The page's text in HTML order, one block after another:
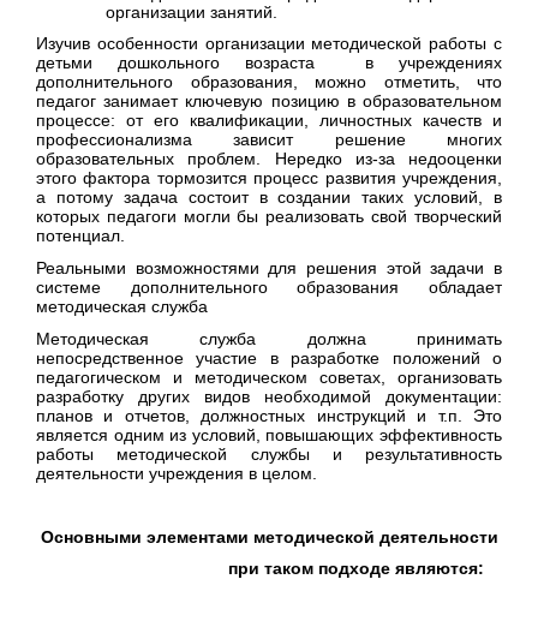
организации занятий.
Изучив особенности организации методической работы с
детьми дошкольного возраста в учреждениях
дополнительного образования, можно отметить, что
педагог занимает ключевую позицию в образовательном
процессе: от его квалификации, личностных качеств и
профессионализма зависит решение многих
образовательных проблем. Нередко из-за недооценки
этого фактора тормозится процесс развития учреждения,
а потому задача состоит в создании таких условий, в
которых педагоги могли бы реализовать свой творческий
потенциал.
Реальными возможностями для решения этой задачи в
системе дополнительного образования обладает
методическая служба
Методическая служба должна принимать
непосредственное участие в разработке положений о
педагогическом и методическом советах, организовать
разработку других видов необходимой документации:
планов и отчетов, должностных инструкций и т.п. Это
является одним из условий, повышающих эффективность
работы методической службы и результативность
деятельности учреждения в целом.
Основными элементами методической деятельности
при таком подходе являются: